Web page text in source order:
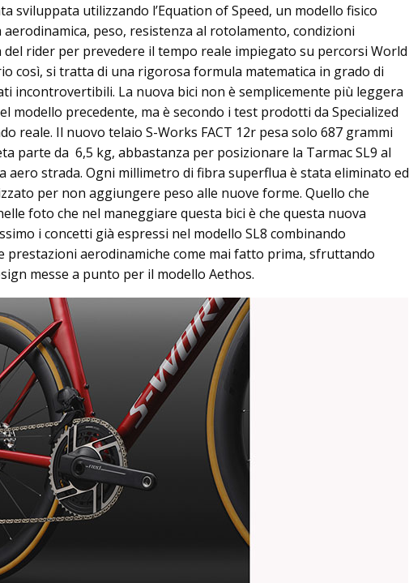
sviluppata utilizzando l’Equation of Speed, un modello fisico
peso, resistenza al rotolamento, condizioni
rider per prevedere il tempo reale impiegato su percorsi World
così, si tratta di una rigorosa formula matematica in grado di
incontrovertibili. La nuova bici non è semplicemente più leggera
modello precedente, ma è secondo i test prodotti da Specialized
reale. Il nuovo telaio S-Works FACT 12r pesa solo 687 grammi
parte da 6,5 kg, abbastanza per posizionare la Tarmac SL9 al
aero strada. Ogni millimetro di fibra superflua è stata eliminato ed
per non aggiungere peso alle nuove forme. Quello che
foto che nel maneggiare questa bici è che questa nuova
i concetti già espressi nel modello SL8 combinando
prestazioni aerodinamiche come mai fatto prima, sfruttando
messe a punto per il modello Aethos.